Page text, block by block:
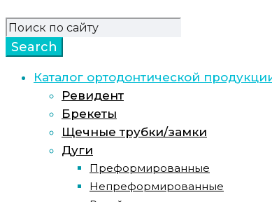
Каталог ортодонтической
Ревидент
Брекеты
Щечные трубки/замки
Дуги
Преформированные
Непреформированные